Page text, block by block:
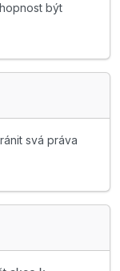
být
svá práva